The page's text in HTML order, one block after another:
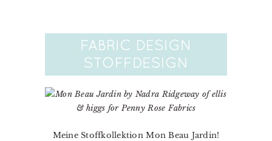
Meine Stoffkollektion Mon Beau Jardin!